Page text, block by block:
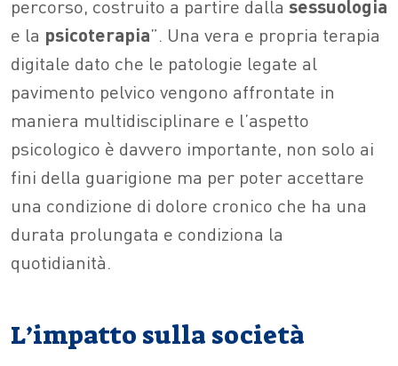
percorso, costruito a partire dalla sessuologia
e la psicoterapia”. Una vera e propria terapia
digitale dato che le patologie legate al
pavimento pelvico vengono affrontate in
maniera multidisciplinare e l’aspetto
psicologico è davvero importante, non solo ai
fini della guarigione ma per poter accettare
una condizione di dolore cronico che ha una
durata prolungata e condiziona la
quotidianità.
L’impatto sulla società